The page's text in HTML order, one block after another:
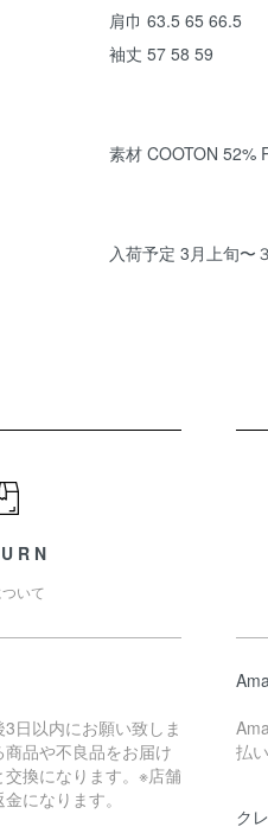
肩巾 63.5 65 66.5
袖丈 57 58 59
素材 COOTON 52%
入荷予定 3月上旬〜
いて
日以内にお願い致しま
品や不良品をお届け
換になります。※店舗
になります。
払
ク